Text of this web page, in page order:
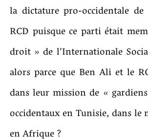
la dictature pro-occidentale
RCD puisque ce parti était
droit » de l’Internationale
alors parce que Ben Ali et le
dans leur mission de «
occidentaux en Tunisie, dans le
en Afrique ?